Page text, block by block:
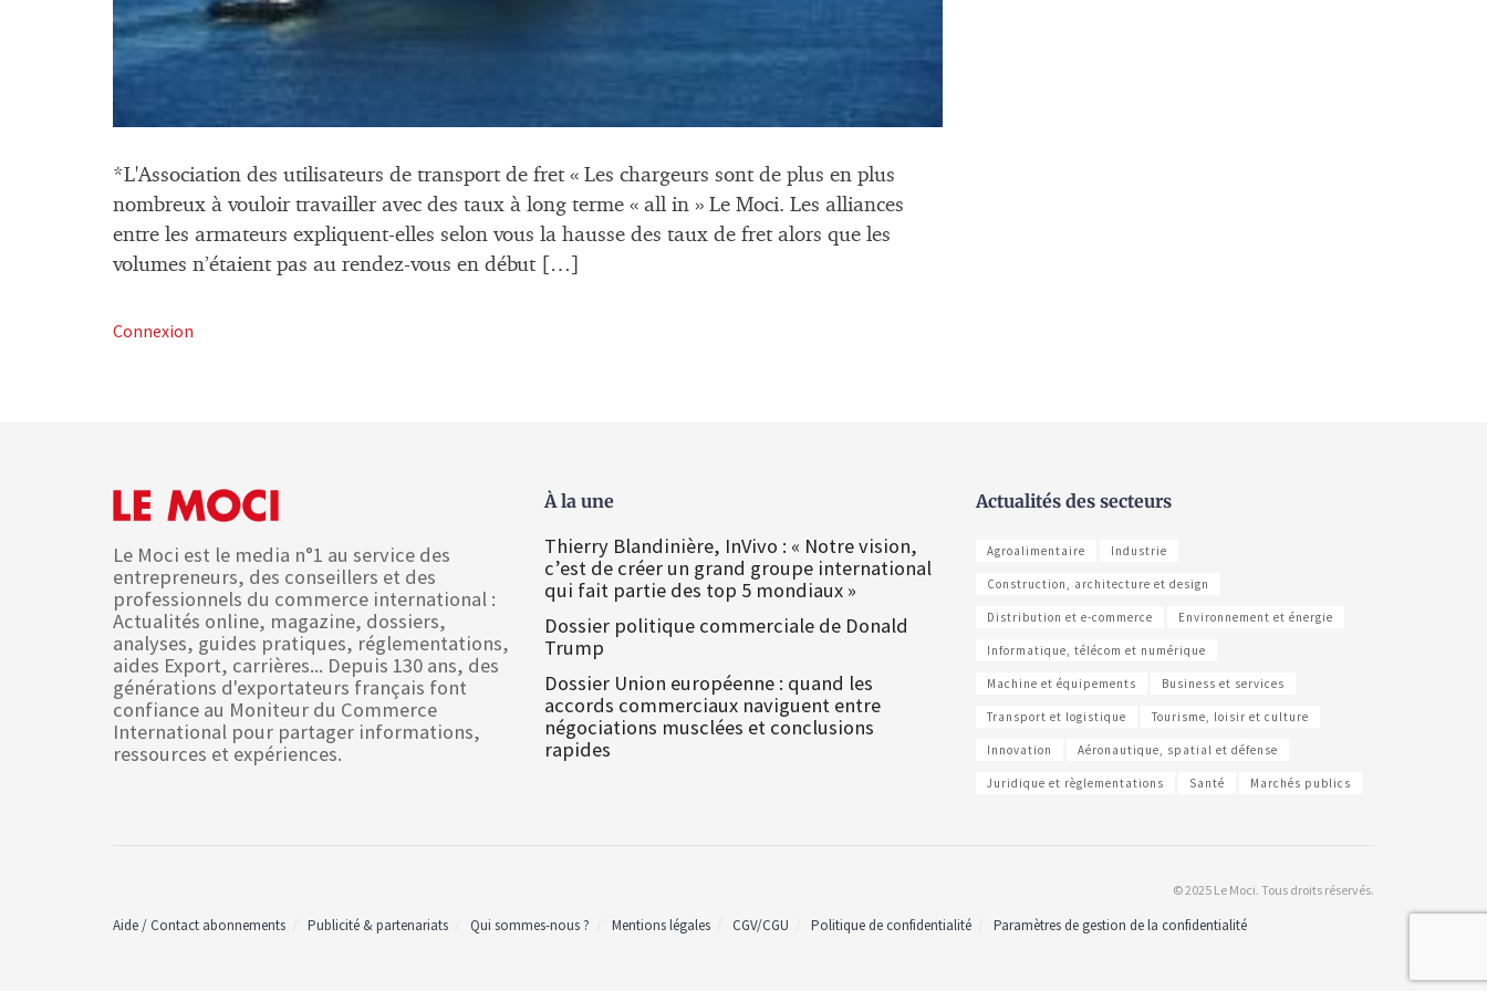
*L'Association des utilisateurs de transport de fret « Les chargeurs sont de plus en plus
nombreux à vouloir travailler avec des taux à long terme « all in » Le Moci. Les alliances
entre les armateurs expliquent-elles selon vous la hausse des taux de fret alors que les
volumes n’étaient pas au rendez-vous en début […]
Connexion
Le Moci est le media n°1 au service des
entrepreneurs, des conseillers et des
professionnels du commerce international :
Actualités online, magazine, dossiers,
analyses, guides pratiques, réglementations,
aides Export, carrières... Depuis 130 ans, des
générations d'exportateurs français font
confiance au Moniteur du Commerce
International pour partager informations,
ressources et expériences.
À la une
Thierry Blandinière, InVivo : « Notre vision,
c’est de créer un grand groupe international
qui fait partie des top 5 mondiaux »
Dossier politique commerciale de Donald
Trump
Dossier Union européenne : quand les
accords commerciaux naviguent entre
négociations musclées et conclusions
rapides
Actualités des secteurs
Agroalimentaire Industrie
Construction, architecture et design
Distribution et e-commerce Environnement et énergie
Informatique, télécom et numérique
Machine et équipements Business et services
Transport et logistique Tourisme, loisir et culture
Innovation Aéronautique, spatial et défense
Juridique et règlementations Santé Marchés publics
© 2025 Le Moci. Tous droits réservés.
Aide / Contact abonnements Publicité & partenariats Qui sommes-nous ? Mentions légales CGV/CGU Politique de confidentialité Paramètres de gestion de la confidentialité